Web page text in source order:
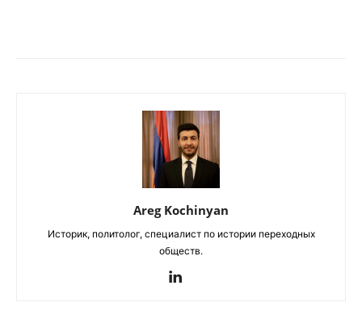
Areg Kochinyan
Историк, политолог, специалист по истории переходных
обществ.